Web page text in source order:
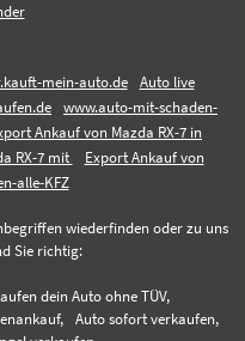
mein-auto.de
Auto live
www.auto-mit-schaden-
Ankauf von Mazda RX-7 in
RX-7 mit
Export Ankauf von
alle-KFZ
wiederfinden oder zu uns
Sie richtig:
dein Auto ohne TÜV,
Auto sofort verkaufen,